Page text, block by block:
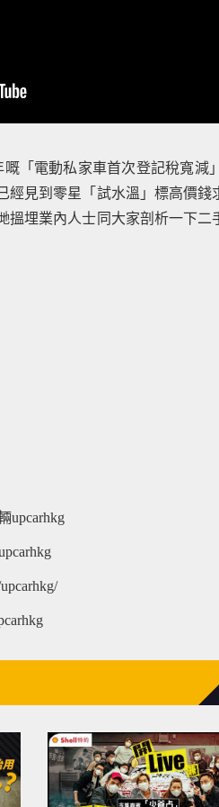
「電動私家車首次登記稅寬減
經見到零星「試水溫」標高價
搵埋業內人士同大家剖析一下
upcarhkg